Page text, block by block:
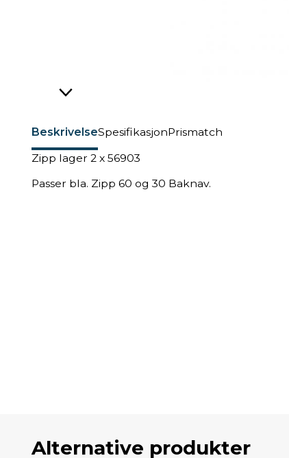
BeskrivelseSpesifikasjonPrismatch
​Zipp lager 2 x 56903
Passer bla. Zipp 60 og 30 Baknav.
Alternative produkter